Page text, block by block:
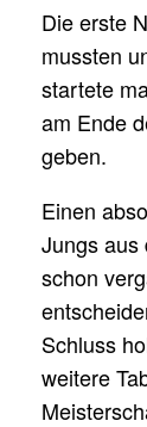
Die erste
mussten
startete
am Ende
geben.
Einen
Jungs aus
schon
Schluss
weitere